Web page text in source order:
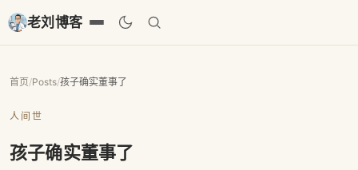
老刘博客
首页/Posts/孩子确实董事了
人间世
孩子确实董事了